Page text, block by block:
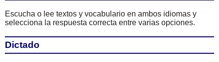
Escucha o lee textos y vocabulario en ambos idiomas y
selecciona la respuesta correcta entre varias opciones.
Dictado